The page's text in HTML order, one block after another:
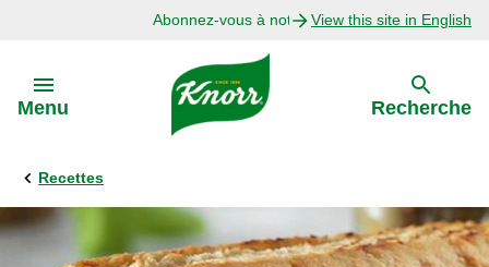
Abonnez-vous à notre infolettreView this site in English
Menu
Précédent
Explorer
Recherche
Recettes